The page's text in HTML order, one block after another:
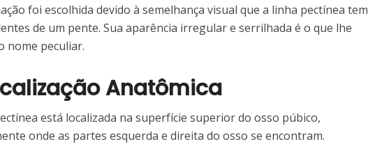
foi escolhida devido à semelhança visual que a linha pectínea tem
de um pente. Sua aparência irregular e serrilhada é o que lhe
nome peculiar.
Anatômica
está localizada na superfície superior do osso púbico,
onde as partes esquerda e direita do osso se encontram.